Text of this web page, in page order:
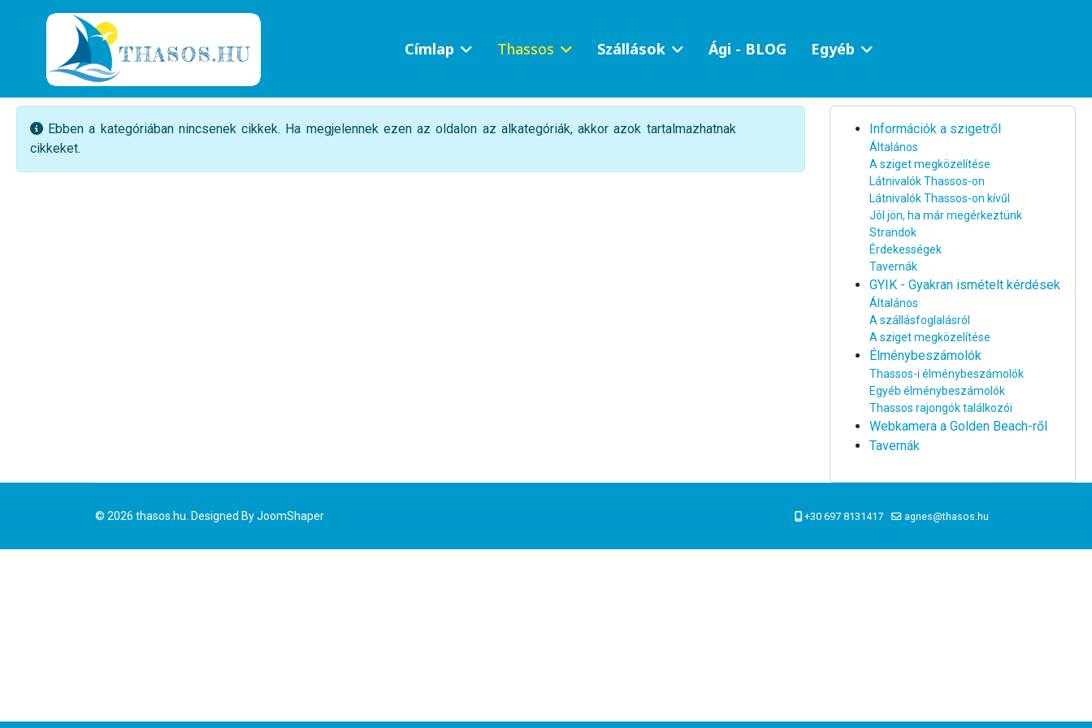
Címlap Thassos Szállások Ági - BLOG Egyéb
Információ
Ebben a kategóriában nincsenek cikkek. Ha megjelennek ezen az oldalon az alkategóriák, akkor azok tartalmazhatnak
cikkeket.
Információk a szigetről
Általános
A sziget megközelítése
Látnivalók Thassos-on
Látnivalók Thassos-on kívűl
Jól jön, ha már megérkeztünk
Strandok
Érdekességek
Tavernák
GYIK - Gyakran ismételt kérdések
Általános
A szállásfoglalásról
A sziget megközelítése
Élménybeszámolók
Thassos-i élménybeszámolók
Egyéb élménybeszámolók
Thassos rajongók találkozói
Webkamera a Golden Beach-ről
Tavernák
© 2026 thasos.hu. Designed ByJoomShaper +30 697 8131417 agnes@thasos.hu